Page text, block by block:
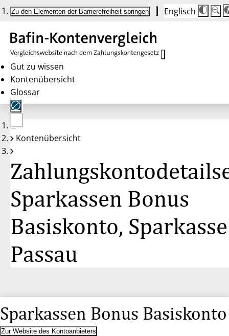
Zu den Elementen der Barrierefreiheit springen Englisch
Die
auf
100%
100%
Gut zu wissen
Kontenübersicht
Glossar
Keine
Konten
Kontenübersicht
Sparkassen Bonus
Basiskonto, Sparkasse
Passau
Sparkassen Bonus Basiskonto
Zur Website des Kontoanbieters